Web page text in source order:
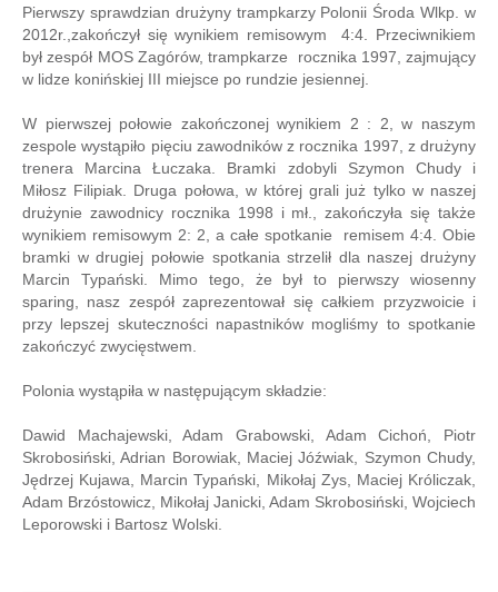
Pierwszy sprawdzian drużyny trampkarzy Polonii Środa Wlkp. w
2012r.,zakończył się wynikiem remisowym 4:4. Przeciwnikiem
był zespół MOS Zagórów, trampkarze rocznika 1997, zajmujący
w lidze konińskiej III miejsce po rundzie jesiennej.
W pierwszej połowie zakończonej wynikiem 2 : 2, w naszym
zespole wystąpiło pięciu zawodników z rocznika 1997, z drużyny
trenera Marcina Łuczaka. Bramki zdobyli Szymon Chudy i
Miłosz Filipiak. Druga połowa, w której grali już tylko w naszej
drużynie zawodnicy rocznika 1998 i mł., zakończyła się także
wynikiem remisowym 2: 2, a całe spotkanie remisem 4:4. Obie
bramki w drugiej połowie spotkania strzelił dla naszej drużyny
Marcin Typański. Mimo tego, że był to pierwszy wiosenny
sparing, nasz zespół zaprezentował się całkiem przyzwoicie i
przy lepszej skuteczności napastników mogliśmy to spotkanie
zakończyć zwycięstwem.
Polonia wystąpiła w następującym składzie:
Dawid Machajewski, Adam Grabowski, Adam Cichoń, Piotr
Skrobosiński, Adrian Borowiak, Maciej Jóźwiak, Szymon Chudy,
Jędrzej Kujawa, Marcin Typański, Mikołaj Zys, Maciej Króliczak,
Adam Brzóstowicz, Mikołaj Janicki, Adam Skrobosiński, Wojciech
Leporowski i Bartosz Wolski.